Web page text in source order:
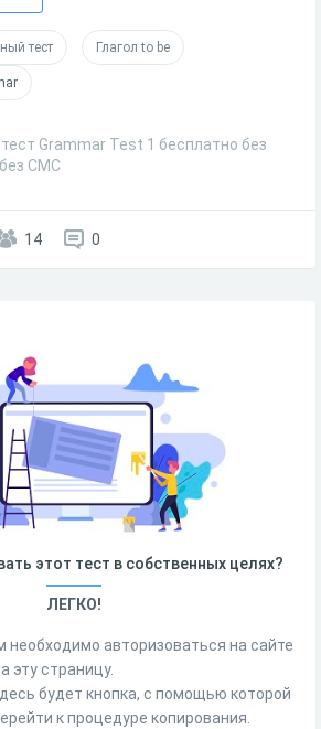
тест Глагол to be
Grammar Test 1 бесплатно без
СМС
14 0
этот тест в собственных целях?
ЛЕГКО!
необходимо авторизоваться на сайте
эту страницу.
будет кнопка, с помощью которой
к процедуре копирования.